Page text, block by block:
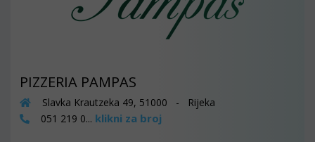
PIZZERIA PAMPAS
Slavka Krautzeka 49, 51000 - Rijeka
051 219 0... klikni za broj